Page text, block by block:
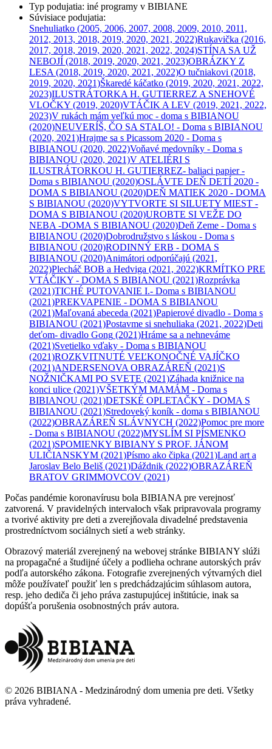
Typ podujatia: iné programy v BIBIANE
Súvisiace podujatia:
Snehuliatko (2005, 2006, 2007, 2008, 2009, 2010, 2011,
2012, 2013, 2018, 2019, 2020, 2021, 2022)Rukavička (2016,
2017, 2018, 2019, 2020, 2021, 2022, 2024)STÍNA SA UŽ
NEBOJÍ (2018, 2019, 2020, 2021, 2023)OBRÁZKY Z
LESA (2018, 2019, 2020, 2021, 2022)O tučniakovi (2018,
2019, 2020, 2021)Škaredé káčatko (2019, 2020, 2021, 2022,
2023)ILUSTRÁTORKA H. GUTIERREZ A SNEHOVÉ
VLOČKY (2019, 2020)VTÁČIK A LEV (2019, 2021, 2022,
2023)V rukách mám veľkú moc - doma s BIBIANOU
(2020)NEUVERÍŠ, ČO SA STALO! - Doma s BIBIANOU
(2020, 2021)Hrajme sa s Picassom 2020 - Doma s
BIBIANOU (2020, 2022)Voňavé medovníky - Doma s
BIBIANOU (2020, 2021)V ATELIÉRI S
ILUSTRÁTORKOU H. GUTIERREZ- baliaci papier -
Doma s BIBIANOU (2020)OSLÁVTE DEŇ DETÍ 2020 -
DOMA S BIBIANOU (2020)DEŇ MATIEK 2020 - DOMA
S BIBIANOU (2020)VYTVORTE SI SILUETY MIEST -
DOMA S BIBIANOU (2020)UROBTE SI VEŽE DO
NEBA -DOMA S BIBIANOU (2020)Deň Zeme - Doma s
BIBIANOU (2020)Dobrodružstvo s láskou - Doma s
BIBIANOU (2020)RODINNÝ ERB - DOMA S
BIBIANOU (2020)Animátori odporúčajú (2021,
2022)Plecháč BOB a Hedviga (2021, 2022)KRMÍTKO PRE
VTÁČIKY - DOMA S BIBIANOU (2021)Rozprávka
(2021)TICHÉ PUTOVANIE I.- Doma s BIBIANOU
(2021)PREKVAPENIE - DOMA S BIBIANOU
(2021)Maľovaná abeceda (2021)Papierové divadlo - Doma s
BIBIANOU (2021)Postavme si snehuliaka (2021, 2022)Deti
deťom- divadlo Gong (2021)Hráme sa a nehneváme
(2021)Svetielko vďaky - Doma s BIBIANOU
(2021)ROZKVITNUTÉ VEĽKONOČNÉ VAJÍČKO
(2021)ANDERSENOVA OBRAZÁREŇ (2021)S
NOŽNIČKAMI PO SVETE (2021)Záhada knižnice na
konci ulice (2021)VŠETKÝM MAMÁM - Doma s
BIBIANOU (2021)DETSKÉ OPLETAČKY - DOMA S
BIBIANOU (2021)Stredoveký koník - doma s BIBIANOU
(2022)OBRAZÁREŇ SLÁVNYCH (2022)Pomoc pre more
- Doma s BIBIANOU (2022)MYSLÍM SI PÍSMENKO
(2021)SPOMIENKY BIBIANY S PROF. JÁNOM
ULIČIANSKYM (2021)Písmo ako čipka (2021)Land art a
Jaroslav Belo Beliš (2021)Dáždnik (2022)OBRAZÁREŇ
BRATOV GRIMMOVCOV (2021)
Počas pandémie koronavírusu bola BIBIANA pre verejnosť
zatvorená. V pravidelných intervaloch však pripravovala programy
a tvorivé aktivity pre deti a zverejňovala divadelné predstavenia
prostredníctvom sociálnych sietí a web stránky.
Obrazový materiál zverejnený na webovej stránke BIBIANY slúži
na propagačné a študijné účely a podlieha ochrane autorských práv
podľa autorského zákona. Fotografie zverejnených výtvarných diel
môže používateľ použiť len s predchádzajúcim súhlasom autora,
resp. jeho dediča či jeho práva zastupujúcej inštitúcie, inak sa
dopúšťa porušenia osobnostných práv autora.
© 2026 BIBIANA - Medzinárodný dom umenia pre deti. Všetky
práva vyhradené.